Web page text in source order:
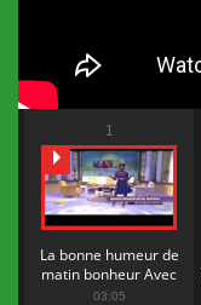
1
La bonne humeur de
matin bonheur Avec
Flopy Mendosa
03:05